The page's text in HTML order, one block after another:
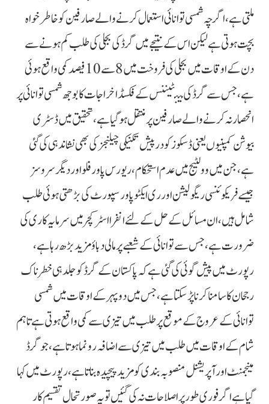
ملتی ہے، اگرچہ شمسی توانائی استعمال کرنے والے صارفین کو خاطر خواہ
بچت ہوتی ہے لیکن اس کے نتیجے میں گرڈ کی بجلی کی طلب کم ہونے سے
دن کے اوقات میں بجلی کی فروخت میں 8 سے 10 فیصد کمی واقع ہوئی
ہے، جس سے گرڈ کی مینٹیننس کے فکسڈ اخراجات کا بوجھ شمسی توانائی پر
انحصار نہ کرنے والے صارفین پر منتقل ہوگیا ہے، تحقیق میں ڈسٹری
بیوشن کمپنیوں یعنی ڈسکوز کو درپیش تکنیکی چیلنجز کی بھی نشاندہی کی گئی
ہے، جن میں وولٹیج میں عدم استحکام، ریورس پاور فلو اور دیگر سروسز
جیسے فریکوئنسی ریگولیشن اور ری ایکٹو پاور سپورٹ کی بڑھتی ہوئی طلب
شامل ہیں، ان مسائل کے حل کے لئے انفرا اسٹرکچر میں سرمایہ کاری کی
ضرورت ہے، جس سے توانائی کے شعبے پر مالی دباؤ مزید بڑھ رہا ہے،
رپورٹ میں پیش گوئی کی گئی ہے کہ پاکستان کے گرڈ کو جلد ہی خطرناک
رجحان کا سامنا کرنا پڑسکتا ہے، جس میں دوپہر کے اوقات میں شمسی
توانائی کے عروج کے موقع پر طلب میں تیزی سے کمی واقع ہوتی ہے تاہم
شام کے اوقات میں طلب میں تیزی سے اضافہ رونما ہوتا ہے، جو گرڈ
مینجمنٹ اور آپریشنل منصوبہ بندی کو مزید پیچیدہ بناتا ہے، رپورٹ میں کہا
گیا ہے اگر فوری طور پر اصلاحات نہ کی گئیں تو یہ صورتحال تقسیم کار